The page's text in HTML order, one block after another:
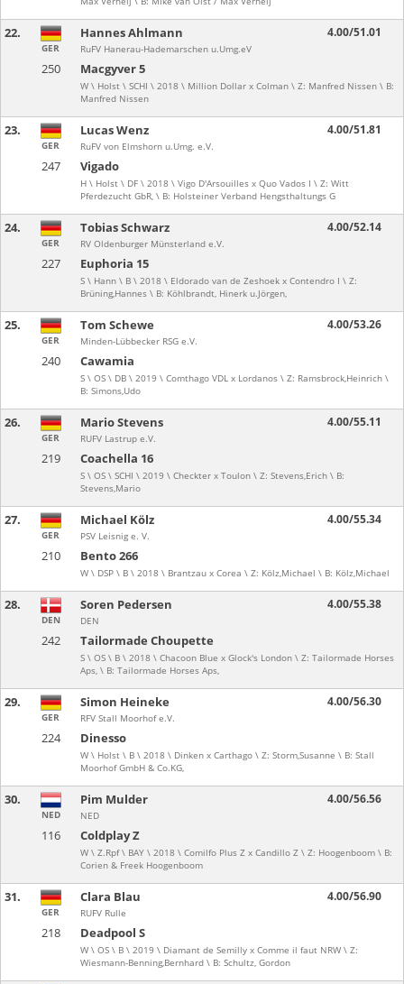
22.
250 Macgyver 5
W \ Holst \ SCHI \ 2018 \ Million Dollar x Colman \ Z: Manfred Nissen \ B:
Manfred Nissen
GER
Hannes Ahlmann
RuFV Hanerau-Hademarschen u.Umg.eV
4.00/51.01
23.
247 Vigado
H \ Holst \ DF \ 2018 \ Vigo D'Arsouilles x Quo Vados I \ Z: Witt
Pferdezucht GbR, \ B: Holsteiner Verband Hengsthaltungs G
GER
Lucas Wenz
RuFV von Elmshorn u.Umg. e.V.
4.00/51.81
24.
227 Euphoria 15
S \ Hann \ B \ 2018 \ Eldorado van de Zeshoek x Contendro I \ Z:
Brüning,Hannes \ B: Köhlbrandt, Hinerk u.Jörgen,
GER
Tobias Schwarz
RV Oldenburger Münsterland e.V.
4.00/52.14
25.
240 Cawamia
S \ OS \ DB \ 2019 \ Comthago VDL x Lordanos \ Z: Ramsbrock,Heinrich \
B: Simons,Udo
GER
Tom Schewe
Minden-Lübbecker RSG e.V.
4.00/53.26
26.
219 Coachella 16
S \ OS \ SCHI \ 2019 \ Checkter x Toulon \ Z: Stevens,Erich \ B:
Stevens,Mario
GER
Mario Stevens
RUFV Lastrup e.V.
4.00/55.11
27.
210 Bento 266
W \ DSP \ B \ 2018 \ Brantzau x Corea \ Z: Kölz,Michael \ B: Kölz,Michael
GER
Michael Kölz
PSV Leisnig e. V.
4.00/55.34
28.
242 Tailormade Choupette
S \ OS \ B \ 2018 \ Chacoon Blue x Glock's London \ Z: Tailormade Horses
Aps, \ B: Tailormade Horses Aps,
DEN
Soren Pedersen
DEN
4.00/55.38
29.
224 Dinesso
W \ Holst \ B \ 2018 \ Dinken x Carthago \ Z: Storm,Susanne \ B: Stall
Moorhof GmbH & Co.KG,
GER
Simon Heineke
RFV Stall Moorhof e.V.
4.00/56.30
30.
116 Coldplay Z
W \ Z.Rpf \ BAY \ 2018 \ Comilfo Plus Z x Candillo Z \ Z: Hoogenboom \ B:
Corien & Freek Hoogenboom
NED
Pim Mulder
NED
4.00/56.56
31.
218 Deadpool S
W \ OS \ B \ 2019 \ Diamant de Semilly x Comme il faut NRW \ Z:
Wiesmann-Benning,Bernhard \ B: Schultz, Gordon
GER
Clara Blau
RUFV Rulle
4.00/56.90